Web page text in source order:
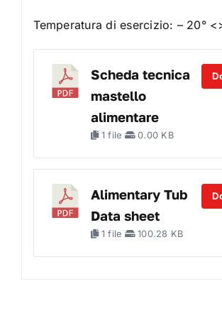
Temperatura di esercizio: – 20°
Scheda tecnica
mastello
alimentare
1 file 0.00 KB
Alimentary Tub
Data sheet
1 file 100.28 KB